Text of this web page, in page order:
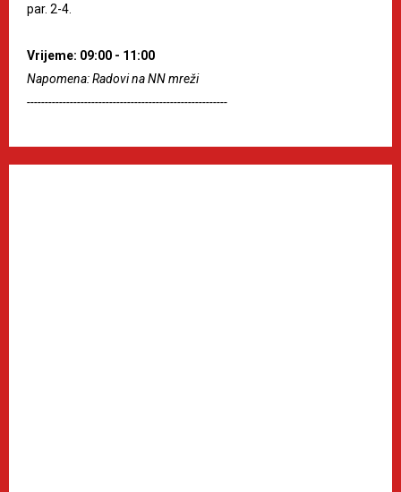
par. 2-4.
Vrijeme: 09:00 - 11:00
Napomena: Radovi na NN mreži
--------------------------------------------------------